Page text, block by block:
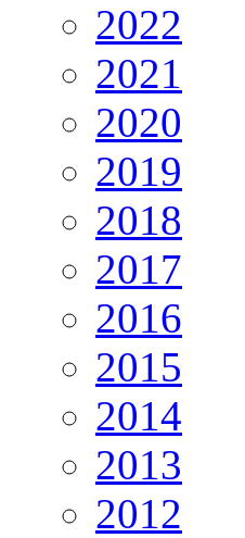
2022
2021
2020
2019
2018
2017
2016
2015
2014
2013
2012